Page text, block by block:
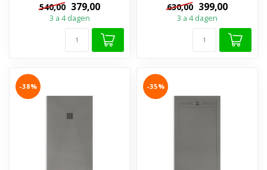
Douchebakken zijn ...
540,00 379,00
3 a 4 dagen
Douchebakken zijn ...
630,00 399,00
3 a 4 dagen
-38% -35%